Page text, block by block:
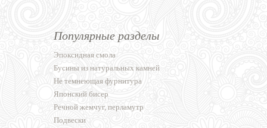
Популярные разделы
Эпоксидная смола
Бусины из натуральных камней
Не темнеющая фурнитура
Японский бисер
Речной жемчуг, перламутр
Подвески